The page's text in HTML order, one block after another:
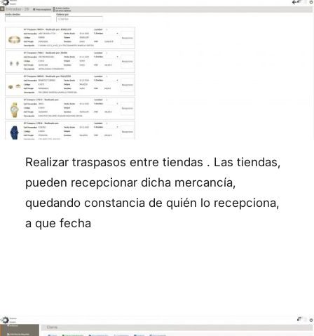
Realizar traspasos entre tiendas . Las tiendas,
pueden recepcionar dicha mercancía,
quedando constancia de quién lo recepciona,
a que fecha